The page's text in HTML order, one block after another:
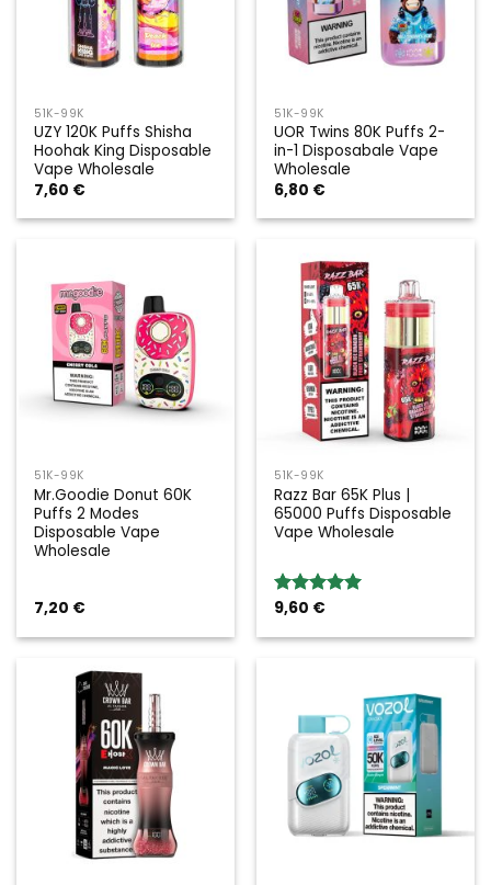
51K-99K
UZY 120K Puffs Shisha
Hoohak King Disposable
Vape Wholesale
7,60 €
51K-99K
UOR Twins 80K Puffs 2-
in-1 Disposabale Vape
Wholesale
6,80 €
51K-99K
Mr.Goodie Donut 60K
Puffs 2 Modes
Disposable Vape
Wholesale
7,20 €
51K-99K
Razz Bar 65K Plus |
65000 Puffs Disposable
Vape Wholesale
Valoración:
5
9,60 €